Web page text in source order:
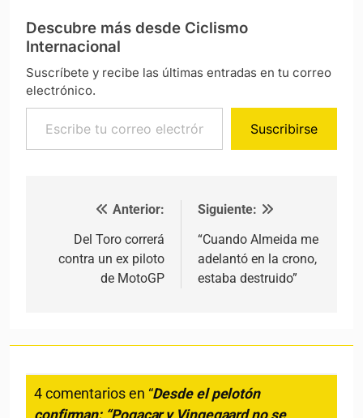
Descubre más desde Ciclismo
Internacional
Suscríbete y recibe las últimas entradas en tu correo
electrónico.
Escribe tu correo electrónico…
Suscribirse
Navegación de entradas
Anterior:
Del Toro correrá
contra un ex piloto
de MotoGP
Siguiente:
“Cuando Almeida me
adelantó en la crono,
estaba destruido”
4 comentarios en “Desde el pelotón